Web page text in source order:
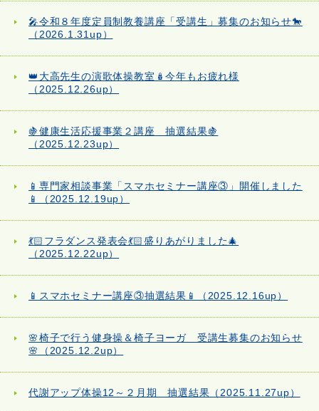
🎤令和８年度定員制教養講座「受講生」募集のお知らせ🐎
（2026.1.31up）
👑大高先生の演歌体操教室🪆今年もお疲れ様
（2025.12.26up）
🍇健康生活応援事業２講座 抽選結果🍇
（2025.12.23up）
📱専門家相談事業「スマホセミナー講座③」開催しました
📱（2025.12.19up）
💃🏻フラダンス発表会💃🏻盛りあがりました🎄
（2025.12.22up）
📱スマホセミナー講座③抽選結果📱（2025.12.16up）
🌸椅子で行う健身操＆椅子ヨーガ 受講生募集のお知らせ
🌸（2025.12.2up）
代謝アップ体操12～２月期 抽選結果（2025.11.27up）